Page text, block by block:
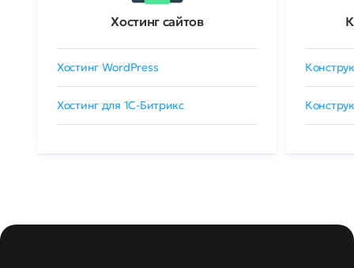
Хостинг сайтов
Хостинг WordPress
Хостинг для 1C-Битрикс